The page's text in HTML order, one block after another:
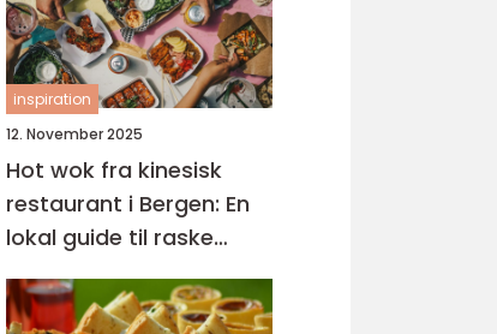
inspiration
12. November 2025
Hot wok fra kinesisk
restaurant i Bergen: En
lokal guide til raske
smaker på Sartor